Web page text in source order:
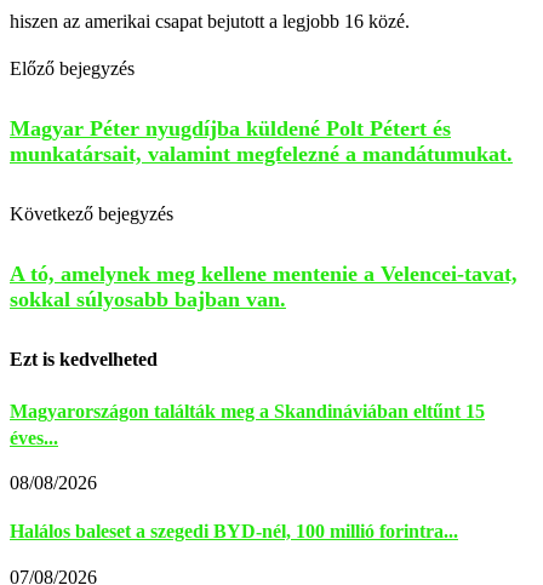
hiszen az amerikai csapat bejutott a legjobb 16 közé.
Előző bejegyzés
Magyar Péter nyugdíjba küldené Polt Pétert és
munkatársait, valamint megfelezné a mandátumukat.
Következő bejegyzés
A tó, amelynek meg kellene mentenie a Velencei-tavat,
sokkal súlyosabb bajban van.
Ezt is kedvelheted
Magyarországon találták meg a Skandináviában eltűnt 15
éves...
08/08/2026
Halálos baleset a szegedi BYD-nél, 100 millió forintra...
07/08/2026